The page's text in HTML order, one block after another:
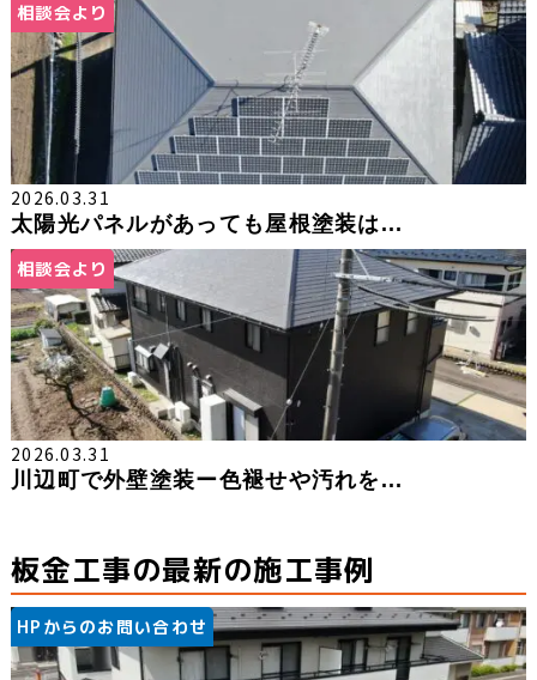
相談会より
2026.03.31
太陽光パネルがあっても屋根塗装は...
相談会より
2026.03.31
川辺町で外壁塗装ー色褪せや汚れを...
板金工事の最新の施工事例
HPからのお問い合わせ